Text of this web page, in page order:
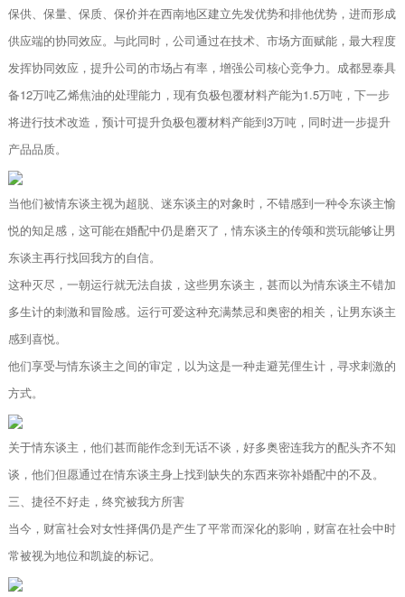
保供、保量、保质、保价并在西南地区建立先发优势和排他优势，进而形成
供应端的协同效应。与此同时，公司通过在技术、市场方面赋能，最大程度
发挥协同效应，提升公司的市场占有率，增强公司核心竞争力。成都昱泰具
备12万吨乙烯焦油的处理能力，现有负极包覆材料产能为1.5万吨，下一步
将进行技术改造，预计可提升负极包覆材料产能到3万吨，同时进一步提升
产品品质。
当他们被情东谈主视为超脱、迷东谈主的对象时，不错感到一种令东谈主愉
悦的知足感，这可能在婚配中仍是磨灭了，情东谈主的传颂和赏玩能够让男
东谈主再行找回我方的自信。
这种灭尽，一朝运行就无法自拔，这些男东谈主，甚而以为情东谈主不错加
多生计的刺激和冒险感。运行可爱这种充满禁忌和奥密的相关，让男东谈主
感到喜悦。
他们享受与情东谈主之间的审定，以为这是一种走避芜俚生计，寻求刺激的
方式。
关于情东谈主，他们甚而能作念到无话不谈，好多奥密连我方的配头齐不知
谈，他们但愿通过在情东谈主身上找到缺失的东西来弥补婚配中的不及。
三、捷径不好走，终究被我方所害
当今，财富社会对女性择偶仍是产生了平常而深化的影响，财富在社会中时
常被视为地位和凯旋的标记。